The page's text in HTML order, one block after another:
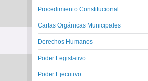
Procedimiento Constitucional
Cartas Orgánicas Municipales
Derechos Humanos
Poder Legislativo
Poder Ejecutivo